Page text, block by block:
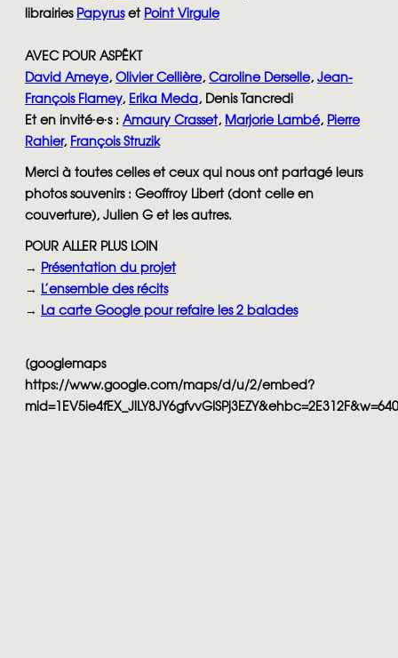
librairies Papyruset Point Virgule
AVEC POUR ASPËKT
David Ameye, Olivier Cellière, Caroline Derselle, Jean-
François Flamey, Erika Meda, Denis Tancredi
Et en invité∙e∙s : Amaury Crasset, Marjorie Lambé, Pierre
Rahier, François Struzik
Merci à toutes celles et ceux qui nous ont partagé leurs
photos souvenirs : Geoffroy Libert (dont celle en
couverture), Julien G et les autres.
POUR ALLER PLUS LOIN
→
Présentation du projet
→
L’ensemble des récits
→
La carte Google pour refaire les 2 balades
[googlemaps
https://www.google.com/maps/d/u/2/embed?